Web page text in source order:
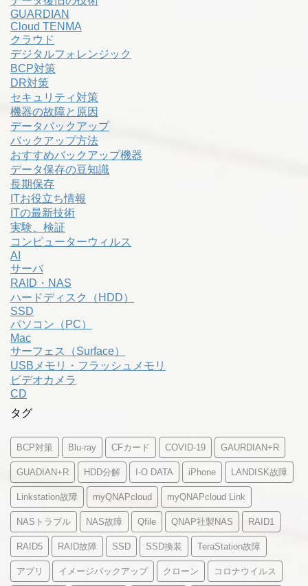
GUARDIAN
Cloud TENMA
クラウド
デジタルフォレンジック
BCP対策
DR対策
セキュリティ対策
機器の故障と原因
データバックアップ
バックアップ方法
おすすめバックアップ機器
データ保存の豆知識
長期保存
ITお役立ち情報
ITの最新技術
実験、検証
コンピューターウィルス
AI
サーバ
RAID・NAS
ハードディスク（HDD）
SSD
パソコン（PC）
Mac
サーフェス（Surface）
USBメモリ・フラッシュメモリ
ビデオカメラ
CD
タグ
BCP対策 Blu-ray CFカード COVID-19 GAURDIAN+R
GUADIAN+R HDD分解 I-O DATA iPhone LANDISK故障
Linkstation故障 myQNAPcloud myQNAPcloud Link
NASトラブル NAS故障 Qfile QNAP社製NAS RAID1
RAID5 RAID故障 SSD SSD換装 TeraStation故障
アプリ イメージバックアップ クローン コロナウイルス